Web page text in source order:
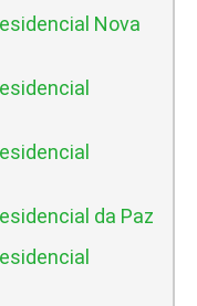
Nova
da Paz